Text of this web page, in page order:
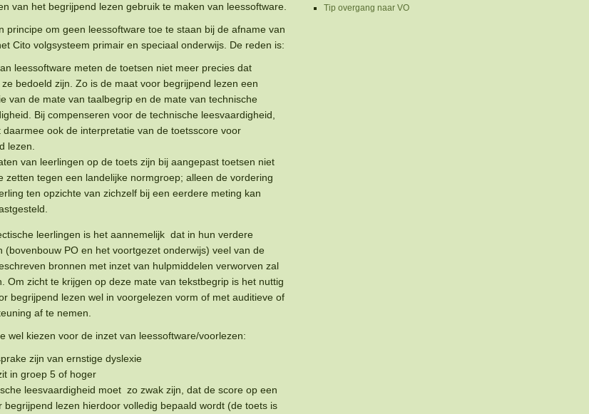
van het begrijpend lezen gebruik te maken van leessoftware.
principe om geen leessoftware toe te staan bij de afname van
Cito volgsysteem primair en speciaal onderwijs. De reden is:
leessoftware meten de toetsen niet meer precies dat
bedoeld zijn. Zo is de maat voor begrijpend lezen een
van de mate van taalbegrip en de mate van technische
Bij compenseren voor de technische leesvaardigheid,
daarmee ook de interpretatie van de toetsscore voor
lezen.
van leerlingen op de toets zijn bij aangepast toetsen niet
zetten tegen een landelijke normgroep; alleen de vordering
ten opzichte van zichzelf bij een eerdere meting kan
leerlingen is het aannemelijk dat in hun verdere
(bovenbouw PO en het voortgezet onderwijs) veel van de
bronnen met inzet van hulpmiddelen verworven zal
Om zicht te krijgen op deze mate van tekstbegrip is het nuttig
begrijpend lezen wel in voorgelezen vorm of met auditieve of
af te nemen.
wel kiezen voor de inzet van leessoftware/voorlezen:
zijn van ernstige dyslexie
in groep 5 of hoger
leesvaardigheid moet zo zwak zijn, dat de score op een
begrijpend lezen hierdoor volledig bepaald wordt (de toets is
Tip overgang naar VO